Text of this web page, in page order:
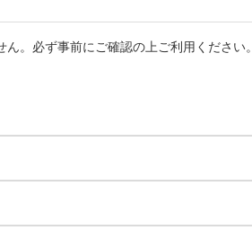
。必ず事前にご確認の上ご利用ください。